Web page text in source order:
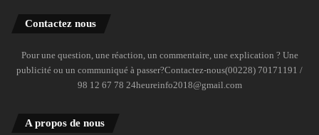
Contactez nous
Pour une question, une réaction, un commentaire, une explication ? Une
publicité ou un communiqué à passer?Contactez-nous(00228) 70171191 /
98 12 67 78 24heureinfo2018@gmail.com
A propos de nous